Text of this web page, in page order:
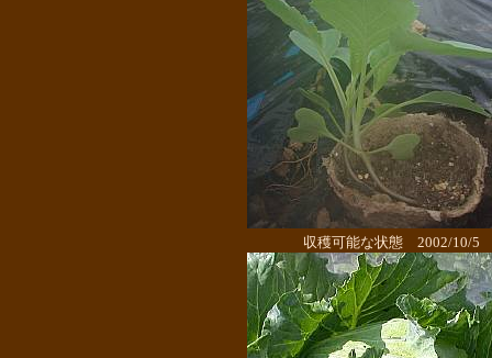
収穫可能な状態 2002/10/5